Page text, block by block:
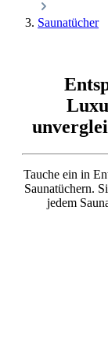
Saunatücher
Tauche ein in
Saunatüchern.
jedem